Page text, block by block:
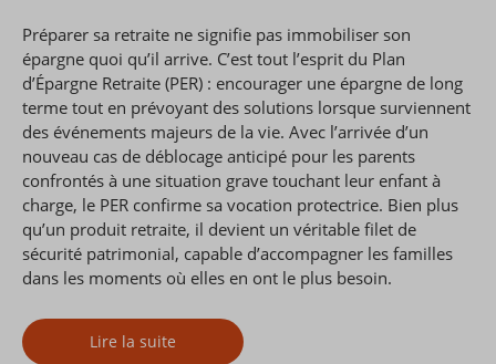
Préparer sa retraite ne signifie pas immobiliser son
épargne quoi qu’il arrive. C’est tout l’esprit du Plan
d’Épargne Retraite (PER) : encourager une épargne de long
terme tout en prévoyant des solutions lorsque surviennent
des événements majeurs de la vie. Avec l’arrivée d’un
nouveau cas de déblocage anticipé pour les parents
confrontés à une situation grave touchant leur enfant à
charge, le PER confirme sa vocation protectrice. Bien plus
qu’un produit retraite, il devient un véritable filet de
sécurité patrimonial, capable d’accompagner les familles
dans les moments où elles en ont le plus besoin.
Lire la suite